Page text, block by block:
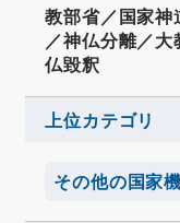
教部省／国家神
／神仏分離／
仏毀釈
上位カテゴリ
その他の国家